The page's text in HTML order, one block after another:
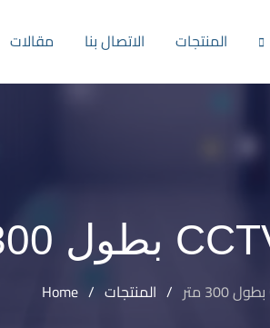
المنتجات الاتصال بنا مقالات
/ المنتجات /
Home